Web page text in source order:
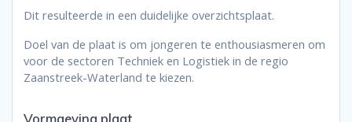
Dit resulteerde in een duidelijke overzichtsplaat.
Doel van de plaat is om jongeren te enthousiasmeren om
voor de sectoren Techniek en Logistiek in de regio
Zaanstreek-Waterland te kiezen.
Vormgeving plaat